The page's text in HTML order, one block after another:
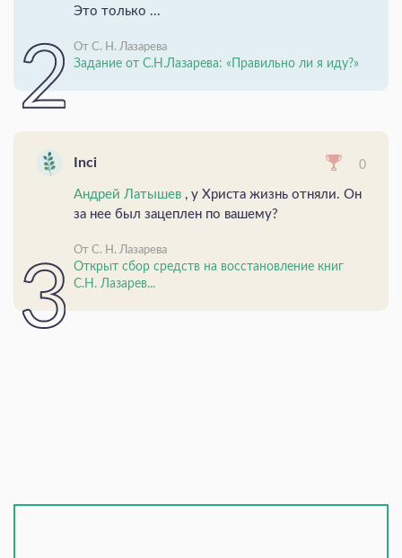
Это только ...
От С. Н. Лазарева
Задание от С.Н.Лазарева: «Правильно ли я иду?»
Inci 0
Андрей Латышев , у Христа жизнь отняли. Он
за нее был зацеплен по вашему?
От С. Н. Лазарева
Открыт сбор средств на восстановление книг
С.Н. Лазарев...